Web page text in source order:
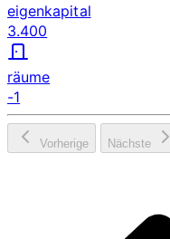
eigenkapital
3.400
räume
-1
Vorherige Nächste